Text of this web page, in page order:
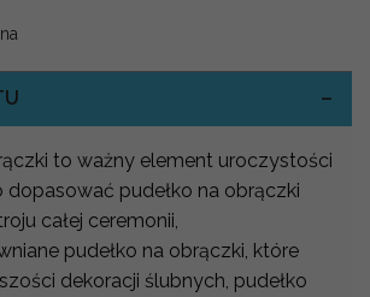
to ważny element uroczystości
dopasować pudełko na obrączki
całej ceremonii,
pudełko na obrączki, które
dekoracji ślubnych, pudełko